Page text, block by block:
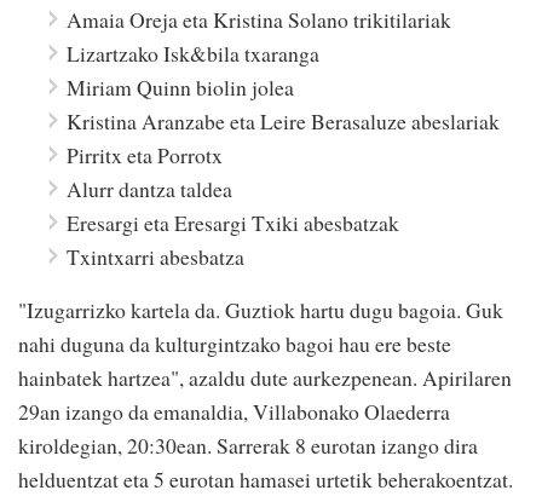
Amaia Oreja eta Kristina Solano trikitilariak
Lizartzako Isk&bila txaranga
Miriam Quinn biolin jolea
Kristina Aranzabe eta Leire Berasaluze abeslariak
Pirritx eta Porrotx
Alurr dantza taldea
Eresargi eta Eresargi Txiki abesbatzak
Txintxarri abesbatza
"Izugarrizko kartela da. Guztiok hartu dugu bagoia. Guk
nahi duguna da kulturgintzako bagoi hau ere beste
hainbatek hartzea", azaldu dute aurkezpenean. Apirilaren
29an izango da emanaldia, Villabonako Olaederra
kiroldegian, 20:30ean. Sarrerak 8 eurotan izango dira
helduentzat eta 5 eurotan hamasei urtetik beherakoentzat.